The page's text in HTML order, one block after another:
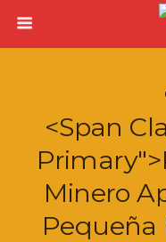
<span
Minero
Pequeña